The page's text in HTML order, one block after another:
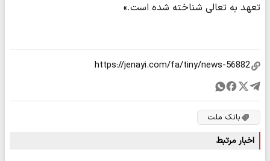
تعهد به تعالی شناخته شده است.»
بانک ملت
اخبار مرتبط